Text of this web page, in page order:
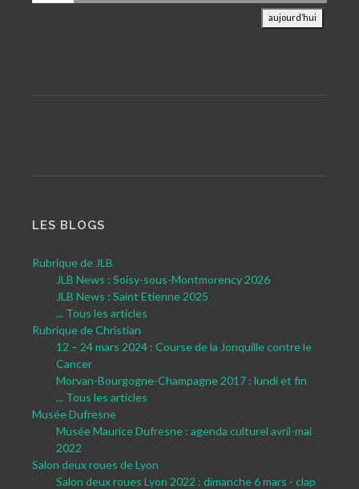
aujourd’hui
LES BLOGS
Rubrique de JLB
JLB News : Soisy-sous-Montmorency 2026
JLB News : Saint Etienne 2025
... Tous les articles
Rubrique de Christian
12 – 24 mars 2024 : Course de la Jonquille contre le
Cancer
Morvan-Bourgogne-Champagne 2017 : lundi et fin
... Tous les articles
Musée Dufresne
Musée Maurice Dufresne : agenda culturel avril-mai
2022
Salon deux roues de Lyon
Salon deux roues Lyon 2022 : dimanche 6 mars - clap